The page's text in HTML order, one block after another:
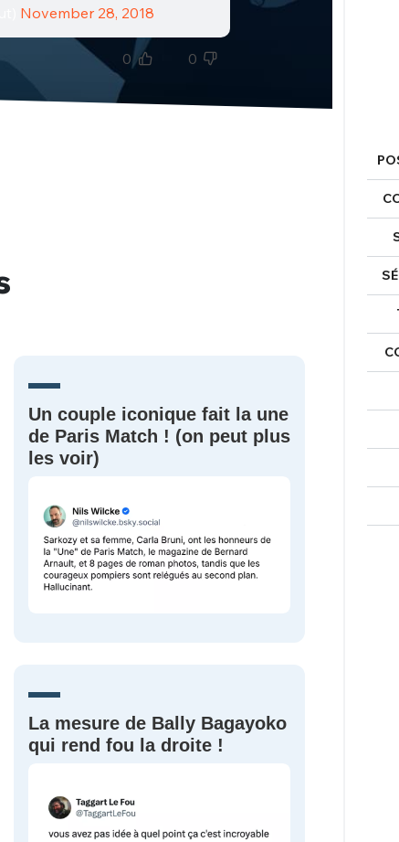
November 28, 2018
0 0
Un couple iconique fait la une
de Paris Match ! (on peut plus
les voir)
La mesure de Bally Bagayoko
qui rend fou la droite !
?
Ma propre
sélection
Un